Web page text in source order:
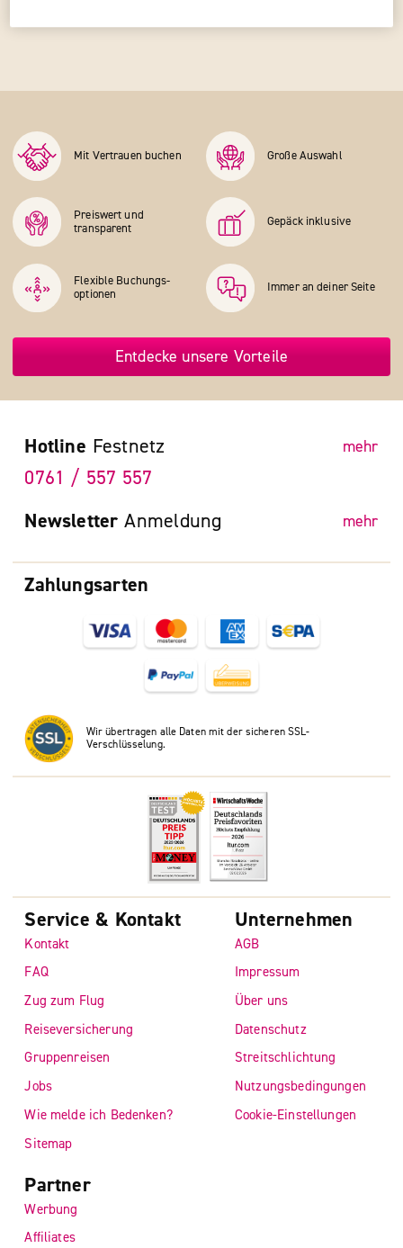
Mit Vertrauen buchen Große Auswahl
Preiswert und
transparent
Gepäck inklusive
Flexible Buchungs­
optionen
Immer an deiner Seite
Entdecke unsere Vorteile
Zahlungsarten
Wir übertragen alle Daten mit der sicheren SSL-
Verschlüsselung.
Hotline Festnetz mehr
0761 / 557 557
Newsletter Anmeldung mehr
Service & Kontakt
Kontakt
FAQ
Zug zum Flug
Reiseversicherung
Gruppenreisen
Jobs
Wie melde ich Bedenken?
Sitemap
Unternehmen
AGB
Impressum
Über uns
Datenschutz
Streitschlichtung
Nutzungsbedingungen
Cookie-Einstellungen
Partner
Werbung
Affiliates